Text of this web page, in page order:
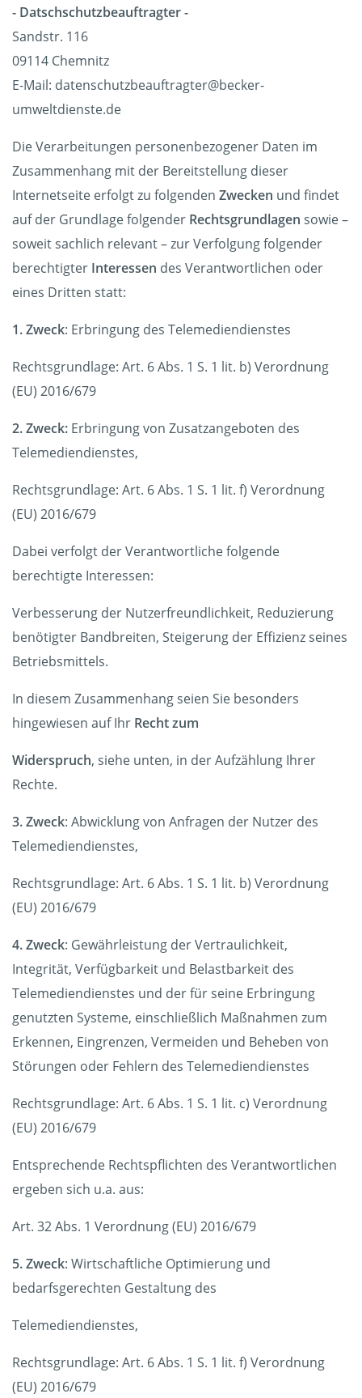
- Datschschutzbeauftragter -
Sandstr. 116
09114 Chemnitz
E-Mail: datenschutzbeauftragter@becker-
umweltdienste.de
Die Verarbeitungen personenbezogener Daten im
Zusammenhang mit der Bereitstellung dieser
Internetseite erfolgt zu folgenden Zwecken und findet
auf der Grundlage folgender Rechtsgrundlagen sowie –
soweit sachlich relevant – zur Verfolgung folgender
berechtigter Interessen des Verantwortlichen oder
eines Dritten statt:
1. Zweck: Erbringung des Telemediendienstes
Rechtsgrundlage: Art. 6 Abs. 1 S. 1 lit. b) Verordnung
(EU) 2016/679
2. Zweck: Erbringung von Zusatzangeboten des
Telemediendienstes,
Rechtsgrundlage: Art. 6 Abs. 1 S. 1 lit. f) Verordnung
(EU) 2016/679
Dabei verfolgt der Verantwortliche folgende
berechtigte Interessen:
Verbesserung der Nutzerfreundlichkeit, Reduzierung
benötigter Bandbreiten, Steigerung der Effizienz seines
Betriebsmittels.
In diesem Zusammenhang seien Sie besonders
hingewiesen auf Ihr Recht zum
Widerspruch, siehe unten, in der Aufzählung Ihrer
Rechte.
3. Zweck: Abwicklung von Anfragen der Nutzer des
Telemediendienstes,
Rechtsgrundlage: Art. 6 Abs. 1 S. 1 lit. b) Verordnung
(EU) 2016/679
4. Zweck: Gewährleistung der Vertraulichkeit,
Integrität, Verfügbarkeit und Belastbarkeit des
Telemediendienstes und der für seine Erbringung
genutzten Systeme, einschließlich Maßnahmen zum
Erkennen, Eingrenzen, Vermeiden und Beheben von
Störungen oder Fehlern des Telemediendienstes
Rechtsgrundlage: Art. 6 Abs. 1 S. 1 lit. c) Verordnung
(EU) 2016/679
Entsprechende Rechtspflichten des Verantwortlichen
ergeben sich u.a. aus:
Art. 32 Abs. 1 Verordnung (EU) 2016/679
5. Zweck: Wirtschaftliche Optimierung und
bedarfsgerechten Gestaltung des
Telemediendienstes,
Rechtsgrundlage: Art. 6 Abs. 1 S. 1 lit. f) Verordnung
(EU) 2016/679